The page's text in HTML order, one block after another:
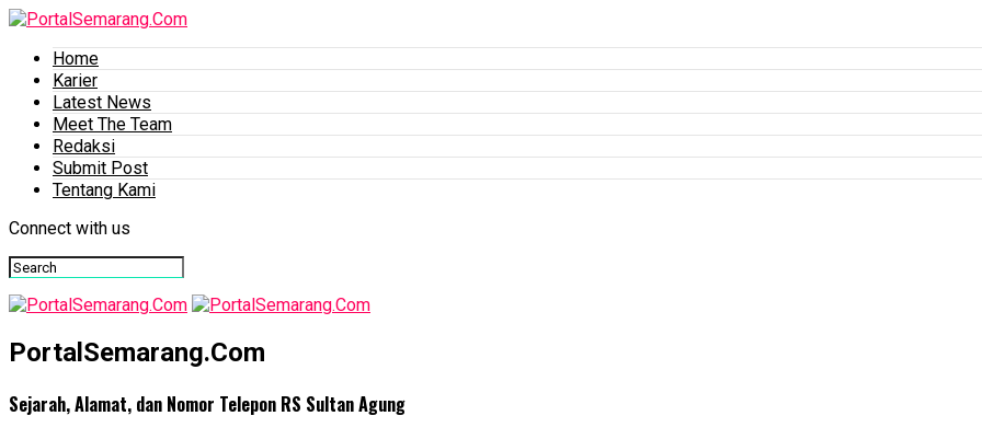
Home
Karier
Latest News
Meet The Team
Redaksi
Submit Post
Tentang Kami
Connect with us
PortalSemarang.Com
Sejarah, Alamat, dan Nomor Telepon RS Sultan Agung